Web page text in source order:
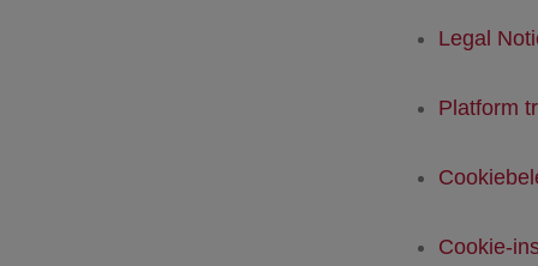
Legal
Platform
Cookie-